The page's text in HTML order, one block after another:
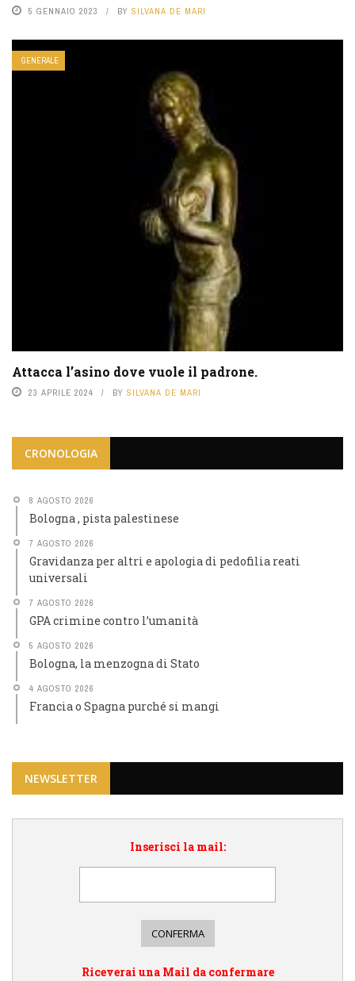
5 GENNAIO 2023 BY SILVANA DE MARI
GENERALE
Attacca l’asino dove vuole il padrone.
23 APRILE 2024 BY SILVANA DE MARI
CRONOLOGIA
8 AGOSTO 2026
Bologna , pista palestinese
7 AGOSTO 2026
Gravidanza per altri e apologia di pedofilia reati
universali
7 AGOSTO 2026
GPA crimine contro l’umanità
5 AGOSTO 2026
Bologna, la menzogna di Stato
4 AGOSTO 2026
Francia o Spagna purché si mangi
NEWSLETTER
Inserisci la mail:
Riceverai una Mail da confermare